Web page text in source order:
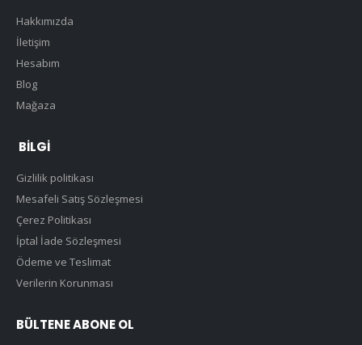
Hakkımızda
İletişim
Hesabım
Blog
Mağaza
BILGI
Gizlilik politikası
Mesafeli Satış Sözleşmesi
Çerez Politikası
İptal İade Sözleşmesi
Ödeme ve Teslimat
Verilerin Korunması
BÜLTENE ABONE OL